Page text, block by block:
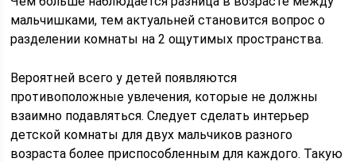
мальчишками, тем актуальней становится вопрос о
разделении комнаты на 2 ощутимых пространства.
Вероятней всего у детей появляются
противоположные увлечения, которые не должны
взаимно подавляться. Следует сделать интерьер
детской комнаты для двух мальчиков разного
возраста более приспособленным для каждого. Такую